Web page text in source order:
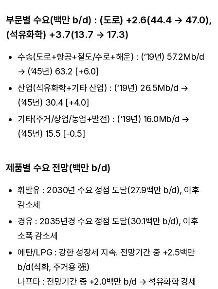
부문별 수요(백만 b/d) : (도로) +2.6(44.4 → 47.0),
(석유화학) +3.7(13.7 → 17.3)
수송(도로+항공+철도/수로+해운) : (‘19년) 57.2Mb/d
→ (’45년) 63.2 [+6.0]
산업(석유화학+기타 산업) : (‘19년) 26.5Mb/d →
(’45년) 30.4 [+4.0]
기타(주거/상업/농업+발전) : (‘19년) 16.0Mb/d →
(’45년) 15.5 [-0.5]
제품별 수요 전망(백만 b/d)
휘발유 : 2030년 수요 정점 도달(27.9백만 b/d), 이후
감소세
경유 : 2035년경 수요 정점 도달(30.1백만 b/d), 이후
소폭 감소세
에탄/LPG : 강한 성장세 지속. 전망기간 중 +2.5백만
b/d(석화, 주거용 强)
나프타 : 전망기간 중 +2.0백만 b/d → 석유화학 강세